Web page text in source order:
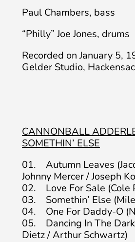
Paul Chambers, bass
“Philly” Joe Jones, drums
Recorded on January 5,
Gelder Studio,
CANNONBALL
SOMETHIN’ ELSE
01. Autumn Leaves
Johnny Mercer / Joseph
02. Love For Sale (Cole
03. Somethin’ Else
04. One For Daddy-O
05. Dancing In The
Dietz / Arthur Schwartz)